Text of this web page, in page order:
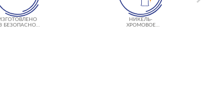
БЕЗОПАСНОЙ
НИКЕЛЬ-
ХРОМОВОЕ